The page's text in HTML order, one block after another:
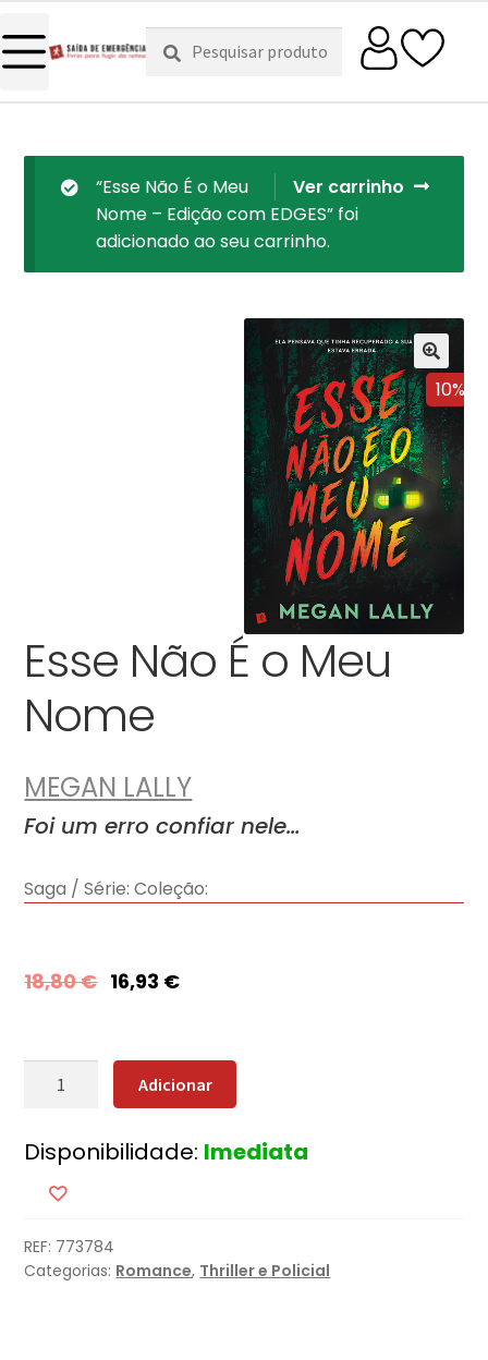
Pesquisar
por:
Pesquisa
Ver carrinho
“Esse Não É o Meu
Nome – Edição com EDGES” foi
adicionado ao seu carrinho.
10%
Esse Não É o Meu
Nome
MEGAN LALLY
Foi um erro confiar nele…
Saga / Série: Coleção:
18,80€ 16,93 €
Quantidade
Não
Meu
Nome
Adicionar
Disponibilidade: Imediata
REF: 773784
Categorias: Romance, Thriller e Policial